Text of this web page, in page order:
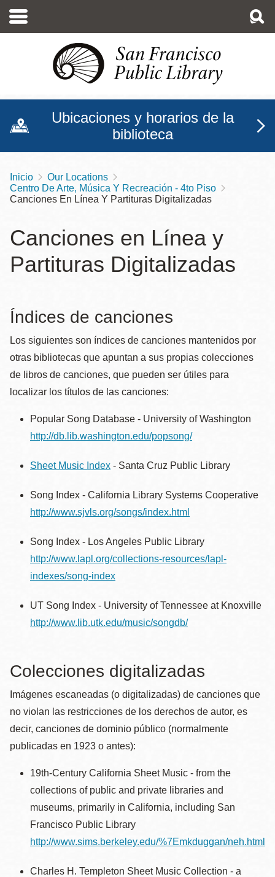
contenido
Ubicaciones y horarios de la
biblioteca
Sobrescribir
enlaces
ayuda
a
navegación
Inicio
Our Locations
Centro De Arte, Música Y Recreación - 4to Piso
Canciones En Línea Y Partituras Digitalizadas
Canciones en Línea y
Partituras Digitalizadas
Índices de canciones
Los siguientes son índices de canciones mantenidos por
otras bibliotecas que apuntan a sus propias colecciones
de libros de canciones, que pueden ser útiles para
localizar los títulos de las canciones:
Popular Song Database - University of Washington
http://db.lib.washington.edu/popsong/
Sheet Music Index - Santa Cruz Public Library
Song Index - California Library Systems Cooperative
http://www.sjvls.org/songs/index.html
Song Index - Los Angeles Public Library
http://www.lapl.org/collections-resources/lapl-
indexes/song-index
UT Song Index - University of Tennessee at Knoxville
http://www.lib.utk.edu/music/songdb/
Colecciones digitalizadas
Imágenes escaneadas (o digitalizadas) de canciones que
no violan las restricciones de los derechos de autor, es
decir, canciones de dominio público (normalmente
publicadas en 1923 o antes):
19th-Century California Sheet Music - from the
collections of public and private libraries and
museums, primarily in California, including San
Francisco Public Library
http://www.sims.berkeley.edu/%7Emkduggan/neh.html
Charles H. Templeton Sheet Music Collection - a